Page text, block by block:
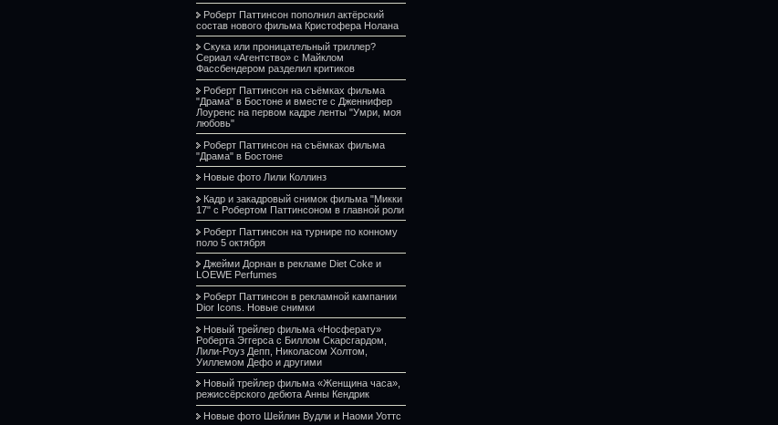
Роберт Паттинсон пополнил актёрский
состав нового фильма Кристофера Нолана
Скука или проницательный триллер?
Сериал «Агентство» с Майклом
Фассбендером разделил критиков
Роберт Паттинсон на съёмках фильма
"Драма" в Бостоне и вместе с Дженнифер
Лоуренс на первом кадре ленты "Умри, моя
любовь"
Роберт Паттинсон на съёмках фильма
"Драма" в Бостоне
Новые фото Лили Коллинз
Кадр и закадровый снимок фильма "Микки
17" с Робертом Паттинсоном в главной роли
Роберт Паттинсон на турнире по конному
поло 5 октября
Джейми Дорнан в рекламе Diet Coke и
LOEWE Perfumes
Роберт Паттинсон в рекламной кампании
Dior Icons. Новые снимки
Новый трейлер фильма «Носферату»
Роберта Эггерса с Биллом Скарсгардом,
Лили-Роуз Депп, Николасом Холтом,
Уиллемом Дефо и другими
Новый трейлер фильма «Женщина часа»,
режиссёрского дебюта Анны Кендрик
Новые фото Шейлин Вудли и Наоми Уоттс